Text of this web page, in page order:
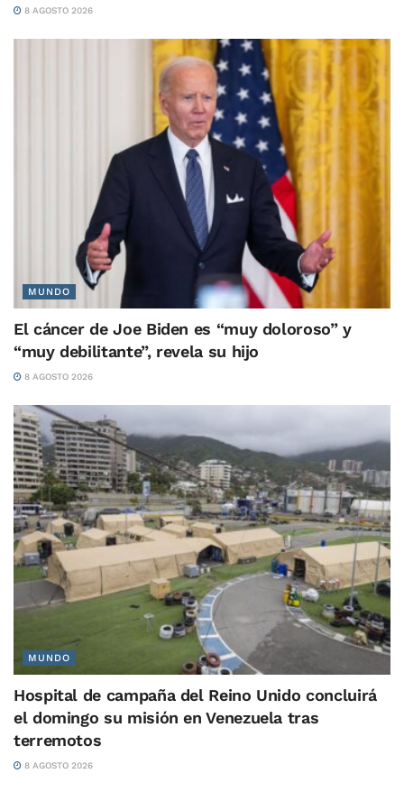
8 AGOSTO 2026
MUNDO
El cáncer de Joe Biden es “muy doloroso” y
“muy debilitante”, revela su hijo
8 AGOSTO 2026
MUNDO
Hospital de campaña del Reino Unido concluirá
el domingo su misión en Venezuela tras
terremotos
8 AGOSTO 2026